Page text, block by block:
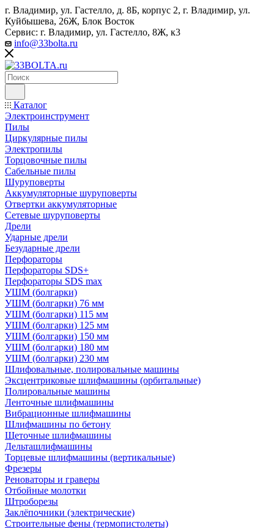
г. Владимир, ул. Гастелло, д. 8Б, корпус 2, г. Владимир, ул. ​
Куйбышева, 26Ж, Блок Восток
Сервис: г. Владимир, ул. Гастелло, 8Ж, к3
info@33bolta.ru
Каталог
Электроинструмент
Пилы
Циркулярные пилы
Электропилы
Торцовочные пилы
Сабельные пилы
Шуруповерты
Аккумуляторные шуруповерты
Отвертки аккумуляторные
Сетевые шуруповерты
Дрели
Ударные дрели
Безударные дрели
Перфораторы
Перфораторы SDS+
Перфораторы SDS max
УШМ (болгарки)
УШМ (болгарки) 76 мм
УШМ (болгарки) 115 мм
УШМ (болгарки) 125 мм
УШМ (болгарки) 150 мм
УШМ (болгарки) 180 мм
УШМ (болгарки) 230 мм
Шлифовальные, полировальные машины
Эксцентриковые шлифмашины (орбитальные)
Полировальные машины
Ленточные шлифмашины
Вибрационные шлифмашины
Шлифмашины по бетону
Щеточные шлифмашины
Дельташлифмашины
Торцевые шлифмашины (вертикальные)
Фрезеры
Реноваторы и граверы
Отбойные молотки
Штроборезы
Заклёпочники (электрические)
Строительные фены (термопистолеты)